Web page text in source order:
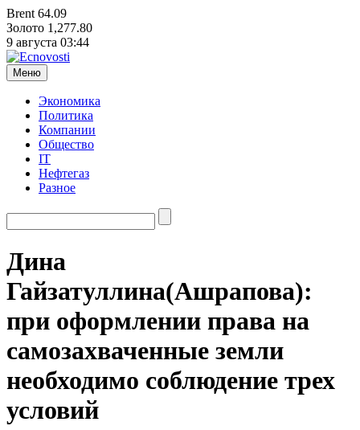
Brent 64.09
Золото 1,277.80
9 августа 03:44
Меню
Экономика
Политика
Компании
Общество
IT
Нефтегаз
Разное
Дина
Гайзатуллина(Ашрапова):
при оформлении права на
самозахваченные земли
необходимо соблюдение трех
условий